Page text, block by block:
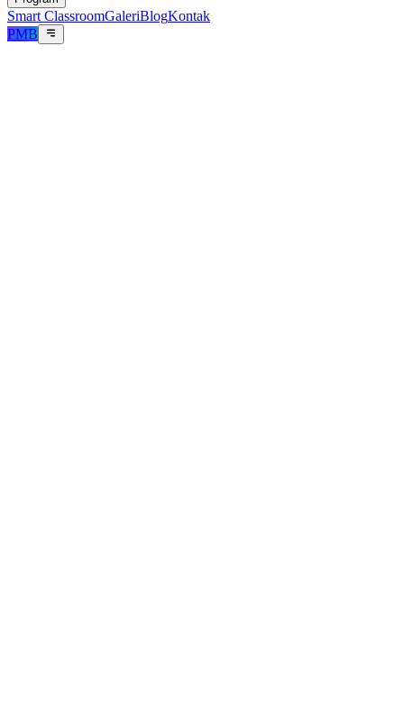
Smart ClassroomGaleriBlogKontak
PMB